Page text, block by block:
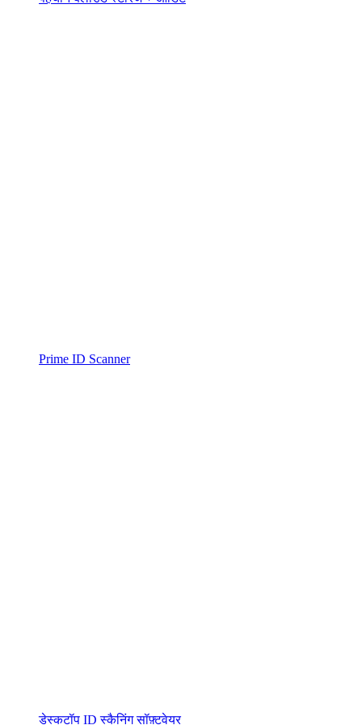
Prime ID Scanner
डेस्कटॉप ID स्कैनिंग सॉफ़्टवेयर